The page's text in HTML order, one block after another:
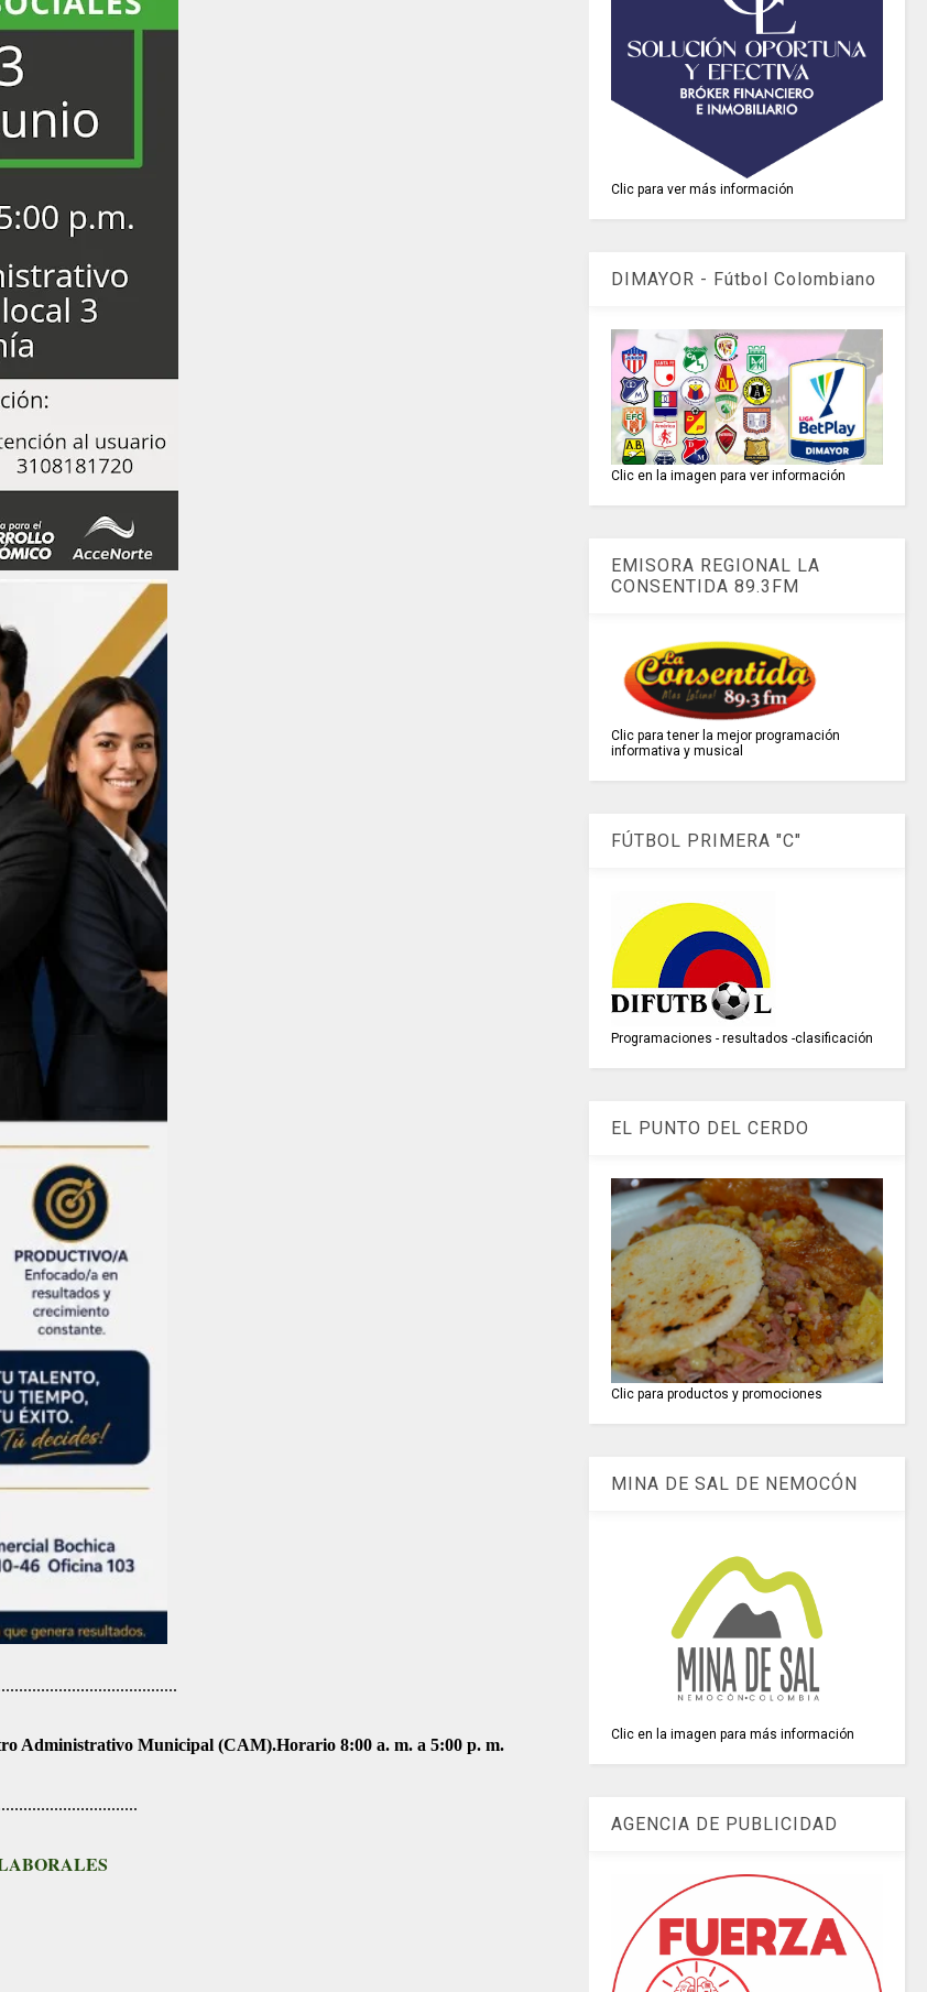
Administrativo Municipal (CAM).Horario 8:00 a. m. a 5:00 p. m.
Clic para ver más información
DIMAYOR - Fútbol Colombiano
Clic en la imagen para ver información
EMISORA REGIONAL LA
CONSENTIDA 89.3FM
Clic para tener la mejor programación
informativa y musical
FÚTBOL PRIMERA "C"
Programaciones - resultados -clasificación
EL PUNTO DEL CERDO
Clic para productos y promociones
MINA DE SAL DE NEMOCÓN
Clic en la imagen para más información
AGENCIA DE PUBLICIDAD